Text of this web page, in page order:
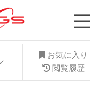
営する中古車個人
より安く中古車
愛車を手放したい
様が驚きの価格で
で取り組みます。
お気に入り
閲覧履歴